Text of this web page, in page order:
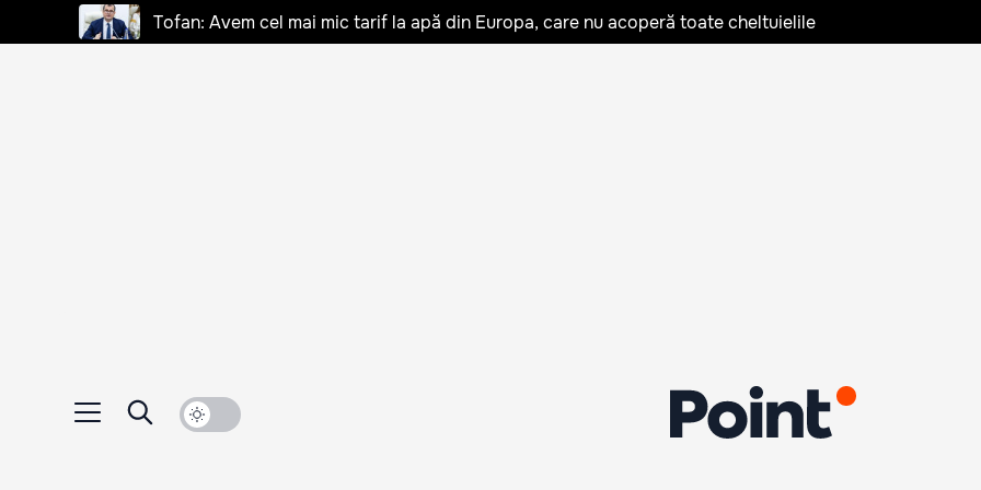
Tofan: Avem cel mai mic tarif la apă din Europa, care nu acoperă toate cheltuielile